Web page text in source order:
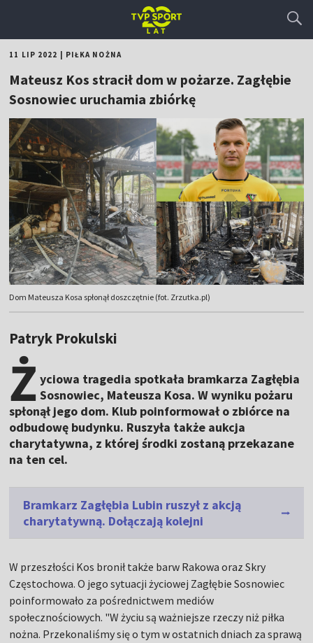
11 LIP 2022 PIŁKA NOŻNA
Mateusz Kos stracił dom w pożarze. Zagłębie
Sosnowiec uruchamia zbiórkę
Dom Mateusza Kosa spłonął doszczętnie (fot. Zrzutka.pl)
Patryk Prokulski
Ż yciowa tragedia spotkała bramkarza Zagłębia
Sosnowiec, Mateusza Kosa. W wyniku pożaru
spłonął jego dom. Klub poinformował o zbiórce na
odbudowę budynku. Ruszyła także aukcja
charytatywna, z której środki zostaną przekazane
na ten cel.
Bramkarz Zagłębia Lubin ruszył z akcją
charytatywną. Dołączają kolejni
W przeszłości Kos bronił także barw Rakowa oraz Skry
Częstochowa. O jego sytuacji życiowej Zagłębie Sosnowiec
poinformowało za pośrednictwem mediów
społecznościowych. "W życiu są ważniejsze rzeczy niż piłka
nożna. Przekonaliśmy się o tym w ostatnich dniach za sprawą